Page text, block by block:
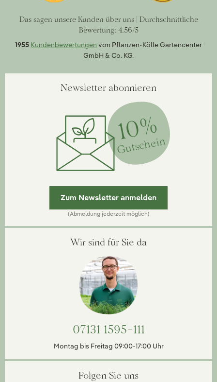
Das sagen unsere Kunden über uns | Durchschnittliche
Bewertung: 4.56/5
1955 Kundenbewertungen von Pflanzen-Kölle Gartencenter
GmbH & Co. KG.
Newsletter abonnieren
10%
Gutschein
Zum Newsletter anmelden
(Abmeldung jederzeit möglich)
Wir sind für Sie da
07131 1595-111
Montag bis Freitag 09:00-17:00 Uhr
Folgen Sie uns